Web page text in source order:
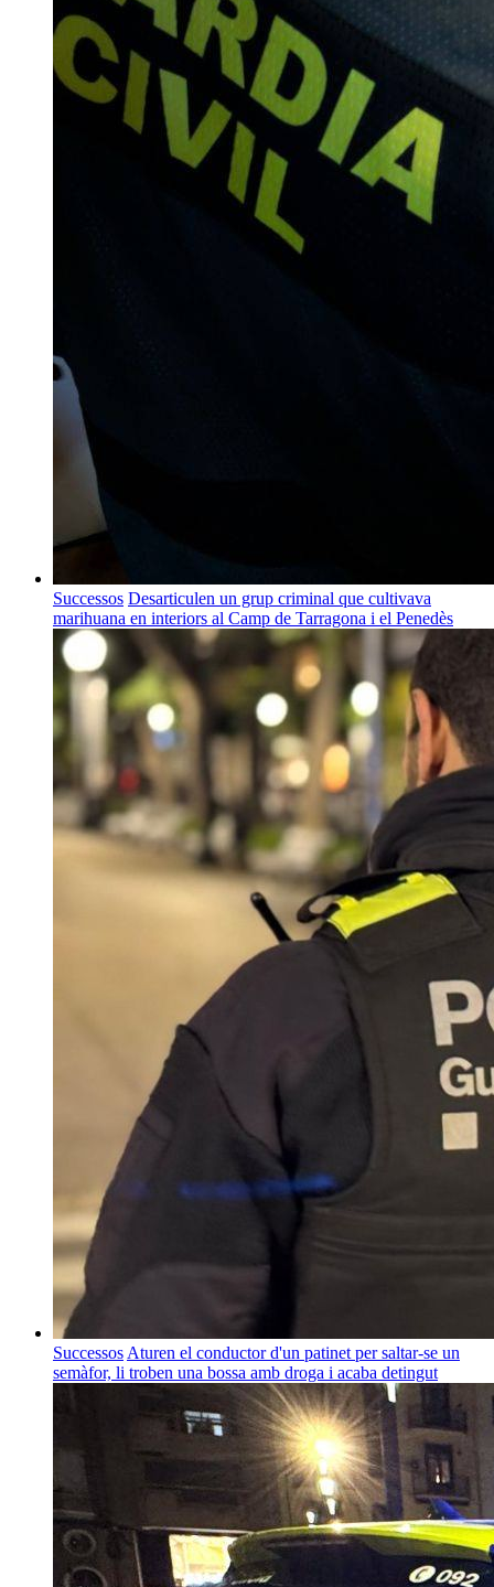
Successos Desarticulen un grup criminal que cultivava
marihuana en interiors al Camp de Tarragona i el Penedès
Successos Aturen el conductor d'un patinet per saltar-se un
semàfor, li troben una bossa amb droga i acaba detingut